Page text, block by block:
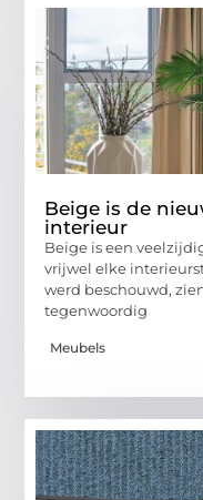
Beige is de
interieur
Beige is een
vrijwel elke
werd beschouwd,
tegenwoordig
Meubels